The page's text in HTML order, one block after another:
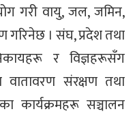
गरी वायु, जल, जमिन,
गरिनेछ । संघ, प्रदेश तथा
र विज्ञहरूसँग
वातावरण संरक्षण तथा
कार्यक्रमहरू सञ्चालन